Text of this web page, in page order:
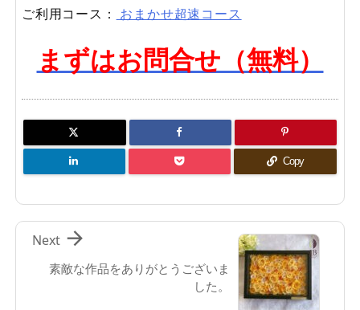
ご利用コース： おまかせ超速コース
まずはお問合せ（無料）
Copy
素敵な作品をありがとうございま
した。

Next